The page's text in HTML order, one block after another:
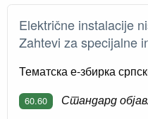
Električne instalacije
Zahtevi za specijalne
Тематска е-збирка
60.60 Стандард